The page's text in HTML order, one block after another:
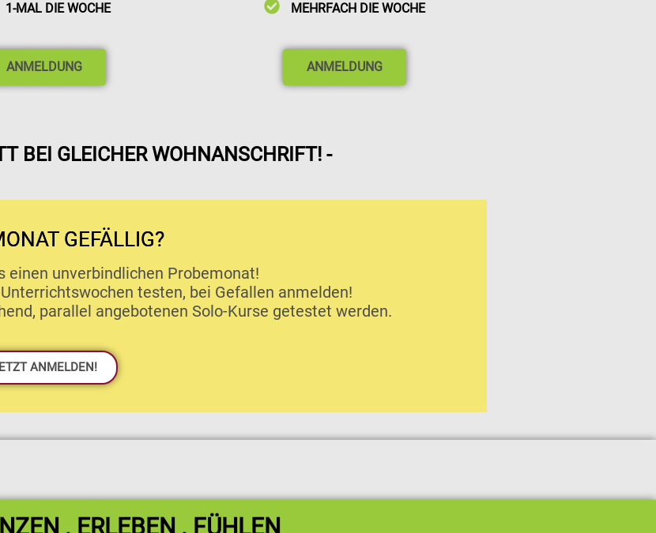
1-MAL DIE WOCHE
ANMELDUNG
MEHRFACH DIE WOCHE
ANMELDUNG
BEI GLEICHER WOHNANSCHRIFT! -
GEFÄLLIG?
einen unverbindlichen Probemonat!
testen, bei Gefallen anmelden!
parallel angebotenen Solo-Kurse getestet werden.
ANMELDEN!
. ERLEBEN . FÜHLEN